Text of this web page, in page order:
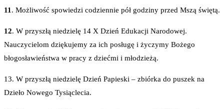
11. Możliwość spowiedzi codziennie pół godziny przed Mszą świętą.
12. W przyszłą niedzielę 14 X Dzień Edukacji Narodowej.
Nauczycielom dziękujemy za ich posługę i życzymy Bożego
błogosławieństwa w pracy z dziećmi i młodzieżą.
13. W przyszłą niedzielę Dzień Papieski – zbiórka do puszek na
Dzieło Nowego Tysiąclecia.